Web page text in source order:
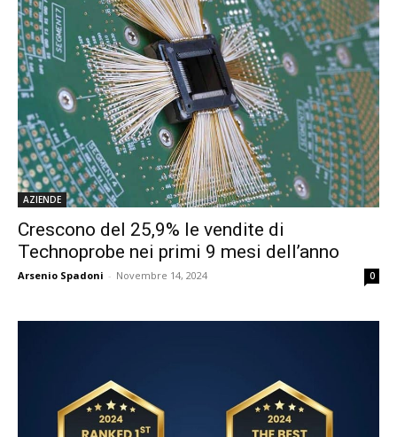
AZIENDE
Crescono del 25,9% le vendite di
Technoprobe nei primi 9 mesi dell’anno
Arsenio Spadoni - Novembre 14, 2024 0